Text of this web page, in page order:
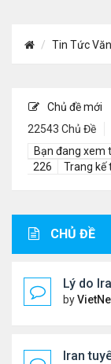
Tin Tức
Chủ đề mới
22543 Chủ Đề
Bạn đang xem
226
Trang kế
CHỦ ĐỀ
Lý do
by
Iran